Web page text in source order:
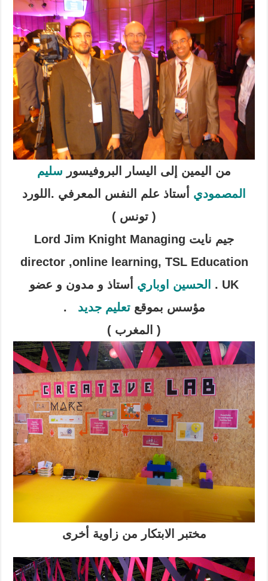
من اليمين إلى اليسار البروفيسور سليم
المصمودي أستاذ علم النفس المعرفي
( تونس )
.اللورد
جيم نايت Lord Jim Knight Managing
director ,online learning, TSL Education
UK .
الحسين اوباري أستاذ و مدون و عضو
مؤسس بموقعتعليم جديد
( المغرب )
.
مختبر الابتكار من زاوية أخرى